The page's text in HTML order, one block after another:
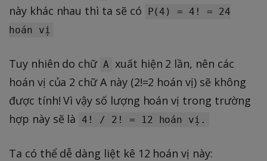
này khác nhau thì ta sẽ có
P(4) = 4! = 24
hoán vị
Tuy nhiên do chữ A xuất hiện 2 lần, nên các
hoán vị của 2 chữ A này (2!=2 hoán vị) sẽ không
được tính! Vì vậy số lượng hoán vị trong trường
hợp này sẽ là
4! / 2! = 12 hoán vị.
Ta có thể dễ dàng liệt kê 12 hoán vị này: